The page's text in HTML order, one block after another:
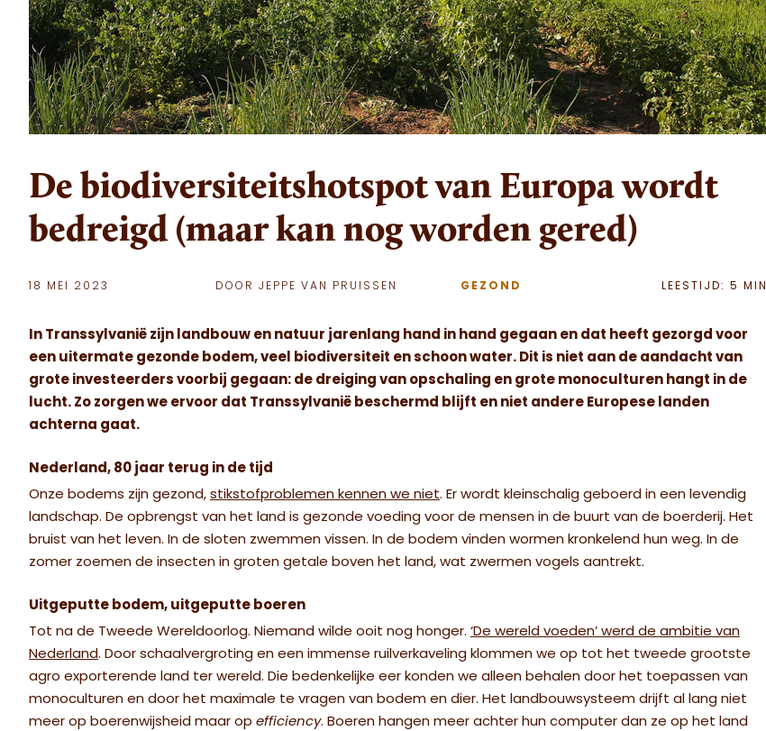
De biodiversiteitshotspot van Europa wordt
bedreigd (maar kan nog worden gered)
18 MEI 2023 DOOR JEPPE VAN PRUISSEN GEZOND LEESTIJD: 5 MIN
In Transsylvanië zijn landbouw en natuur jarenlang hand in hand gegaan en dat heeft gezorgd voor
een uitermate gezonde bodem, veel biodiversiteit en schoon water. Dit is niet aan de aandacht van
grote investeerders voorbij gegaan: de dreiging van opschaling en grote monoculturen hangt in de
lucht. Zo zorgen we ervoor dat Transsylvanië beschermd blijft en niet andere Europese landen
achterna gaat.
Nederland, 80 jaar terug in de tijd
Onze bodems zijn gezond, stikstofproblemen kennen we niet. Er wordt kleinschalig geboerd in een levendig
landschap. De opbrengst van het land is gezonde voeding voor de mensen in de buurt van de boerderij. Het
bruist van het leven. In de sloten zwemmen vissen. In de bodem vinden wormen kronkelend hun weg. In de
zomer zoemen de insecten in groten getale boven het land, wat zwermen vogels aantrekt.
Uitgeputte bodem, uitgeputte boeren
Tot na de Tweede Wereldoorlog. Niemand wilde ooit nog honger. ‘De wereld voeden’ werd de ambitie van
Nederland. Door schaalvergroting en een immense ruilverkaveling klommen we op tot het tweede grootste
agro exporterende land ter wereld. Die bedenkelijke eer konden we alleen behalen door het toepassen van
monoculturen en door het maximale te vragen van bodem en dier. Het landbouwsysteem drijft al lang niet
meer op boerenwijsheid maar op efficiency. Boeren hangen meer achter hun computer dan ze op het land